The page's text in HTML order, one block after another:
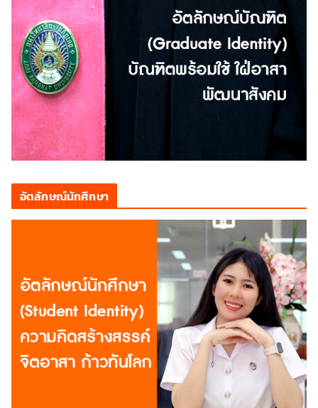
อัตลักษณ์นักศึกษา